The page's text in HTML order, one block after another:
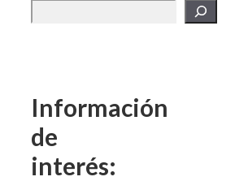
Información
de
interés: